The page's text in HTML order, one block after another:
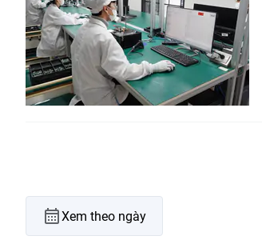
Xem theo ngày